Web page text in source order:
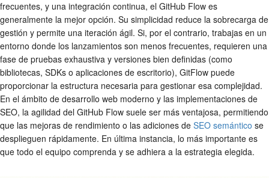
frecuentes, y una integración continua, el GitHub Flow es
generalmente la mejor opción. Su simplicidad reduce la sobrecarga de
gestión y permite una iteración ágil. Si, por el contrario, trabajas en un
entorno donde los lanzamientos son menos frecuentes, requieren una
fase de pruebas exhaustiva y versiones bien definidas (como
bibliotecas, SDKs o aplicaciones de escritorio), GitFlow puede
proporcionar la estructura necesaria para gestionar esa complejidad.
En el ámbito de desarrollo web moderno y las implementaciones de
SEO, la agilidad del GitHub Flow suele ser más ventajosa, permitiendo
que las mejoras de rendimiento o las adiciones de SEO semántico se
desplieguen rápidamente. En última instancia, lo más importante es
que todo el equipo comprenda y se adhiera a la estrategia elegida.